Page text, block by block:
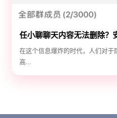
任小聊聊天内容无法删除？
在这个信息爆炸的时代，人们对于
高...